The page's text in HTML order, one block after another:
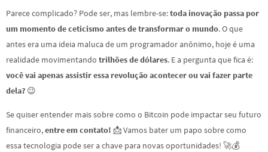
Parece complicado? Pode ser, mas lembre-se:toda inovação passa por
um momento de ceticismo antes de transformar o mundo. O que
antes era uma ideia maluca de um programador anônimo, hoje é uma
realidade movimentando trilhões de dólares. E a pergunta que fica é:
você vai apenas assistir essa revolução acontecer ou vai fazer parte
dela? 😉
Se quiser entender mais sobre como o Bitcoin pode impactar seu futuro
financeiro,entre em contato! 📩 Vamos bater um papo sobre como
essa tecnologia pode ser a chave para novas oportunidades! 🚀💰